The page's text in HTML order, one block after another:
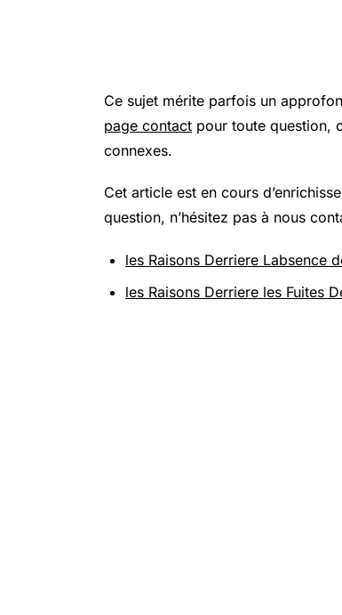
Ce sujet mérite parfois un
page contact pour toute question,
connexes.
Cet article est en cours
question, n’hésitez pas à nous
les Raisons Derriere Labsence
les Raisons Derriere les Fuites